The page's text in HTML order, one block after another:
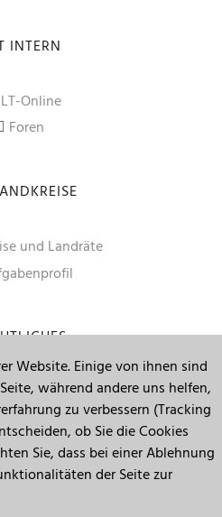
INTERN
Online
Foren
und Landräte
Seitenanfang
Website. Einige von ihnen sind
während andere uns helfen,
zu verbessern (Tracking
ob Sie die Cookies
Sie, dass bei einer Ablehnung
der Seite zur